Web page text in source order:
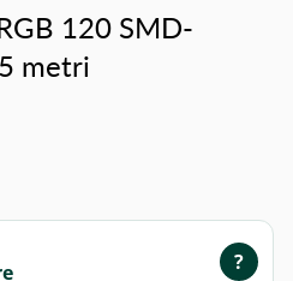
120 SMD-
metri
?